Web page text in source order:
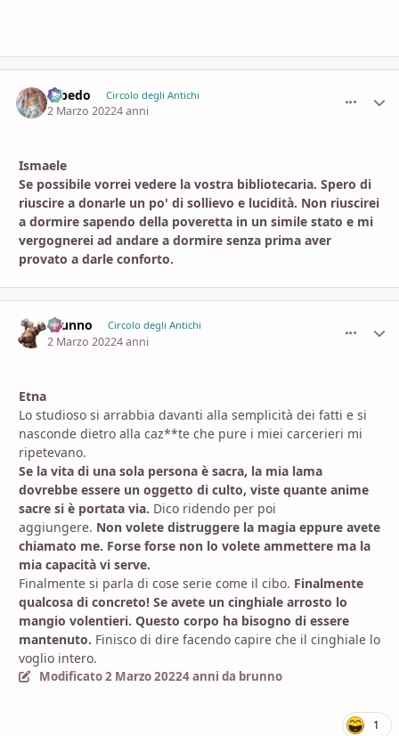
Albedo Circolo degli Antichi
2 Marzo 20224 anni
Ismaele
Se possibile vorrei vedere la vostra bibliotecaria. Spero di
riuscire a donarle un po' di sollievo e lucidità. Non riuscirei
a dormire sapendo della poveretta in un simile stato e mi
vergognerei ad andare a dormire senza prima aver
provato a darle conforto.
brunno Circolo degli Antichi
2 Marzo 20224 anni
Etna
Lo studioso si arrabbia davanti alla semplicità dei fatti e si
nasconde dietro alla caz**te che pure i miei carcerieri mi
ripetevano.
Se la vita di una sola persona è sacra, la mia lama
dovrebbe essere un oggetto di culto, viste quante anime
sacre si è portata via. Dico ridendo per poi
aggiungere. Non volete distruggere la magia eppure avete
chiamato me. Forse forse non lo volete ammettere ma la
mia capacità vi serve.
Finalmente si parla di cose serie come il cibo. Finalmente
qualcosa di concreto! Se avete un cinghiale arrosto lo
mangio volentieri. Questo corpo ha bisogno di essere
mantenuto. Finisco di dire facendo capire che il cinghiale lo
voglio intero.
Modificato2 Marzo 20224 anni da brunno
1